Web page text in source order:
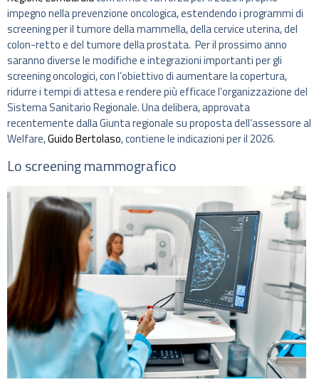
impegno nella prevenzione oncologica, estendendo i programmi di
screening per il tumore della mammella, della cervice uterina, del
colon-retto e del tumore della prostata. Per il prossimo anno
saranno diverse le modifiche e integrazioni importanti per gli
screening oncologici, con l’obiettivo di aumentare la copertura,
ridurre i tempi di attesa e rendere più efficace l’organizzazione del
Sistema Sanitario Regionale. Una delibera, approvata
recentemente dalla Giunta regionale su proposta dell’assessore al
Welfare,Guido Bertolaso, contiene le indicazioni per il 2026.
Lo screening mammografico